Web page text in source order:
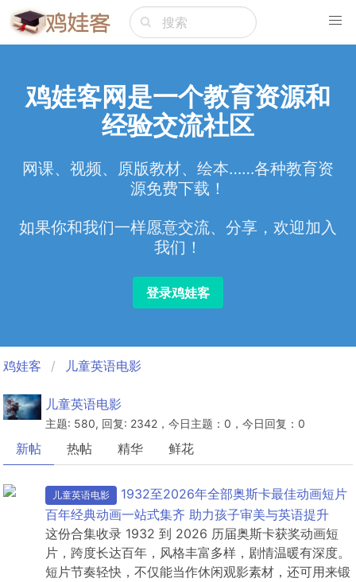
鸡娃客网是一个教育资源和
经验交流社区
网课、视频、原版教材、绘本……各种教育资
源免费下载！
如果你和我们一样愿意交流、分享，欢迎加入
我们！
登录鸡娃客
鸡娃客 儿童英语电影
儿童英语电影
主题: 580, 回复: 2342，今日主题：0，今日回复：0
新帖 热帖 精华 鲜花
儿童英语电影
1932至2026年全部奥斯卡最佳动画短片
百年经典动画一站式集齐 助力孩子审美与英语提升
这份合集收录 1932 到 2026 历届奥斯卡获奖动画短
片，跨度长达百年，风格丰富多样，剧情温暖有深度。
短片节奏轻快，不仅能当作休闲观影素材，还可用来锻